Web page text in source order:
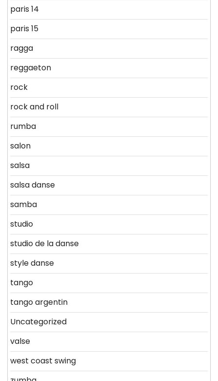
paris 14
paris 15
ragga
reggaeton
rock
rock and roll
rumba
salon
salsa
salsa danse
samba
studio
studio de la danse
style danse
tango
tango argentin
Uncategorized
valse
west coast swing